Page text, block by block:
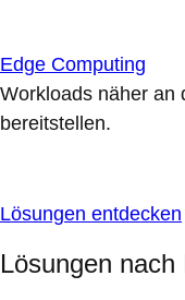
Edge Computing
Workloads näher an
bereitstellen.
Lösungen entdecken
Lösungen nach